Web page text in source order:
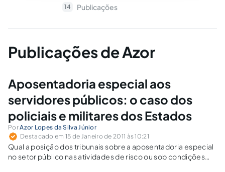
14 Publicações
Publicações de Azor
Aposentadoria especial aos
servidores públicos: o caso dos
policiais e militares dos Estados
PorAzor Lopes da Silva Júnior
Destacado em 15 de Janeiro de 2011 às 10:21
Qual a posição dos tribunais sobre a aposentadoria especial
no setor público nas atividades de risco ou sob condições